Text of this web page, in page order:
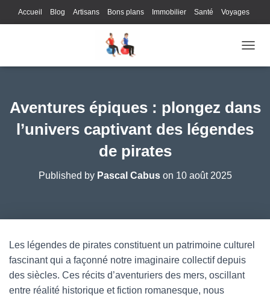
Accueil Blog Artisans Bons plans Immobilier Santé Voyages
Loisirs
Aventures épiques : plongez dans
l’univers captivant des légendes
de pirates
Published by Pascal Cabuson 10 août 2025
Les légendes de pirates constituent un patrimoine culturel
fascinant qui a façonné notre imaginaire collectif depuis
des siècles. Ces récits d’aventuriers des mers, oscillant
entre réalité historique et fiction romanesque, nous